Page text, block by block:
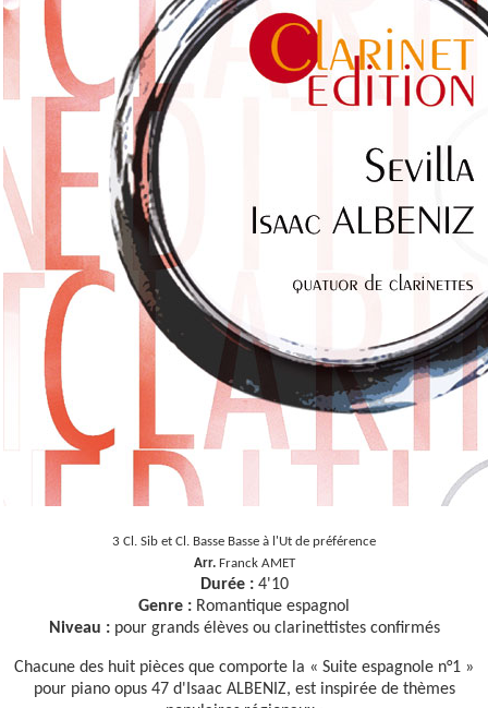
3 Cl. Sib et Cl. Basse Basse à l'Ut de préférence
Arr.Franck AMET
Durée :4'10
Genre : Romantique espagnol
Niveau : pour grands élèves ou clarinettistes confirmés
Chacune des huit pièces que comporte la « Suite espagnole n°1 »
pour piano opus 47 d'Isaac ALBENIZ, est inspirée de thèmes